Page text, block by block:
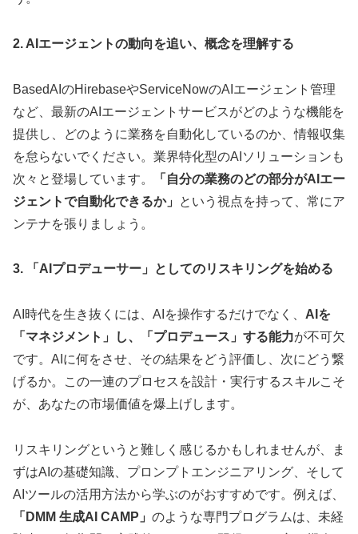
2. AIエージェントの動向を追い、概念を理解する
BasedAIのHirebaseやServiceNowのAIエージェント管理
など、最新のAIエージェントサービスがどのような機能を
提供し、どのように業務を自動化しているのか、情報収集
を怠らないでください。業界特化型のAIソリューションも
次々と登場しています。
「自分の業務のどの部分がAIエー
ジェントで自動化できるか」
という視点を持って、常にア
ンテナを張りましょう。
3. 「AIプロデューサー」としてのリスキリングを始める
AI時代を生き抜くには、AIを操作するだけでなく、 AIを
「マネジメント」し、「プロデュース」する能力が不可欠
です。AIに何をさせ、その結果をどう評価し、次にどう繋
げるか。この一連のプロセスを設計・実行するスキルこそ
が、あなたの市場価値を爆上げします。
リスキリングというと難しく感じるかもしれませんが、ま
ずはAIの基礎知識、プロンプトエンジニアリング、そして
AIツールの活用方法から学ぶのがおすすめです。例えば、
「DMM 生成AI CAMP」 のような専門プログラムは、未経